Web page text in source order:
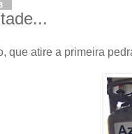
que atire a primeira